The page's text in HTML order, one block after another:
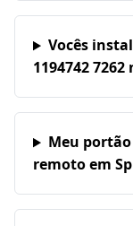
Vocês
1194742
Meu
remoto em